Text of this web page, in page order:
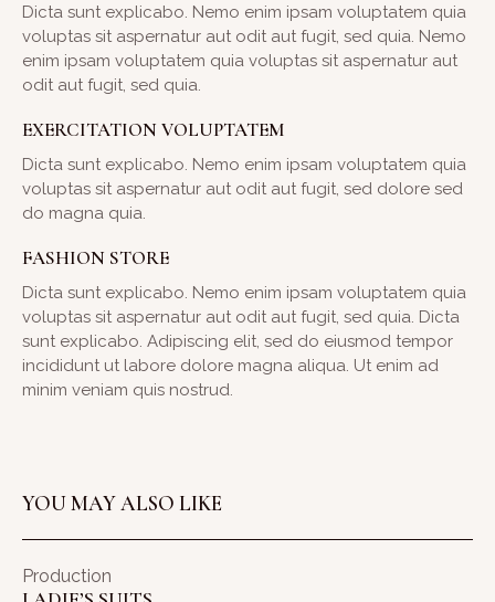
Dicta sunt explicabo. Nemo enim ipsam voluptatem quia
voluptas sit aspernatur aut odit aut fugit, sed quia. Nemo
enim ipsam voluptatem quia voluptas sit aspernatur aut
odit aut fugit, sed quia.
EXERCITATION VOLUPTATEM
Dicta sunt explicabo. Nemo enim ipsam voluptatem quia
voluptas sit aspernatur aut odit aut fugit, sed dolore sed
do magna quia.
FASHION STORE
Dicta sunt explicabo. Nemo enim ipsam voluptatem quia
voluptas sit aspernatur aut odit aut fugit, sed quia. Dicta
sunt explicabo. Adipiscing elit, sed do eiusmod tempor
incididunt ut labore dolore magna aliqua. Ut enim ad
minim veniam quis nostrud.
YOU MAY ALSO LIKE
Production